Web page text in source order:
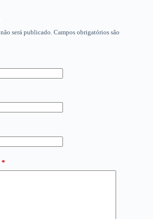
será publicado. Campos obrigatórios são
*